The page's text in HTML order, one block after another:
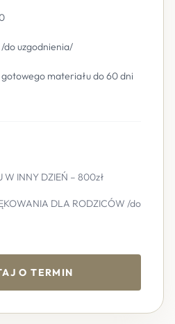
do uzgodnienia/
materiału do 60 dni
W INNY DZIEŃ – 800zł
DLA RODZICÓW /do
O TERMIN